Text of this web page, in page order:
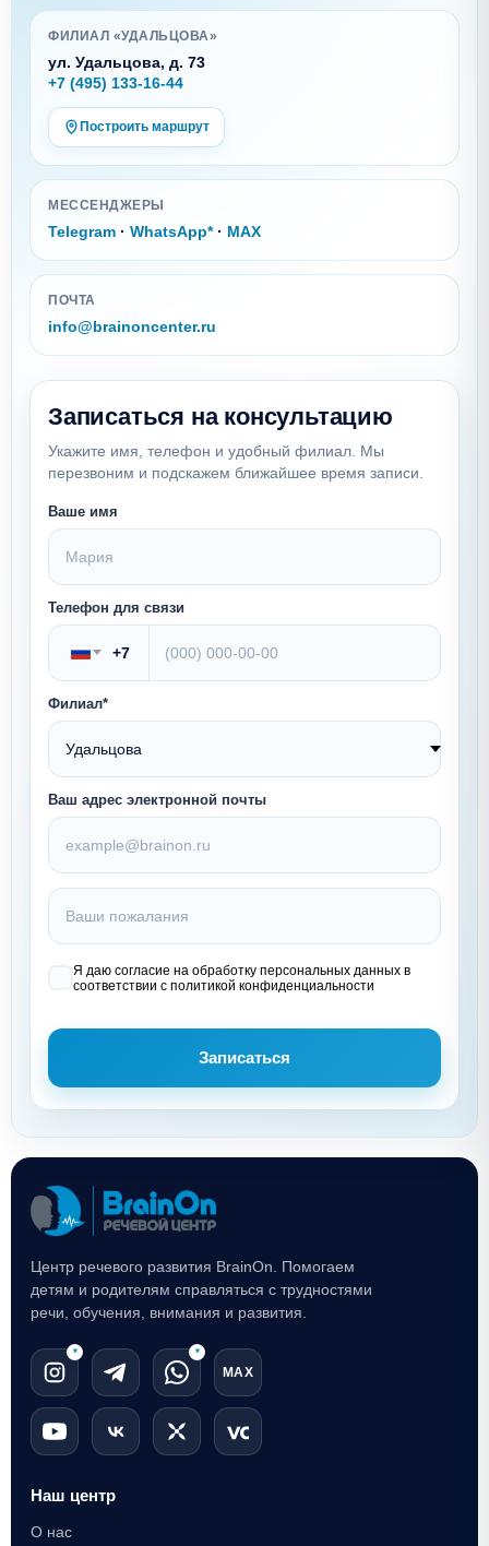
ФИЛИАЛ «УДАЛЬЦОВА»
ул. Удальцова, д. 73
+7 (495) 133-16-44
Построить маршрут
МЕССЕНДЖЕРЫ
Telegram · WhatsApp*· MAX
ПОЧТА
info@brainoncenter.ru
Записаться на консультацию
Укажите имя, телефон и удобный филиал. Мы
перезвоним и подскажем ближайшее время записи.
Ваше имя
Телефон для связи
+7
Филиал*
Ваш адрес электронной почты
Я даю согласие на обработку персональных данных в
соответствии с политикой конфиденциальности
Записаться
Центр речевого развития BrainOn. Помогаем
детям и родителям справляться с трудностями
речи, обучения, внимания и развития.
* *
MAX
Наш центр
О нас